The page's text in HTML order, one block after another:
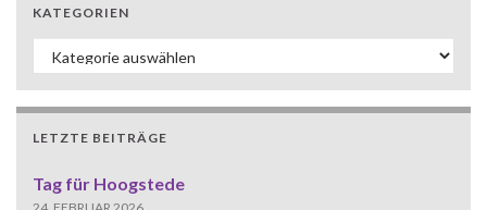
KATEGORIEN
Kategorien
LETZTE BEITRÄGE
Tag für Hoogstede